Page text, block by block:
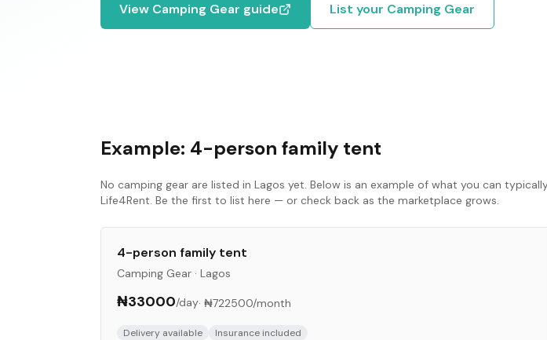
View Camping Gear guide List your Camping Gear
Example: 4-person family tent
No camping gear are listed in Lagos yet. Below is an example of what you can
Life4Rent. Be the first to list here — or check back as the marketplace grows.
4-person family tent
Camping Gear · Lagos
₦33000/day· ₦722500/month
Delivery available Insurance included